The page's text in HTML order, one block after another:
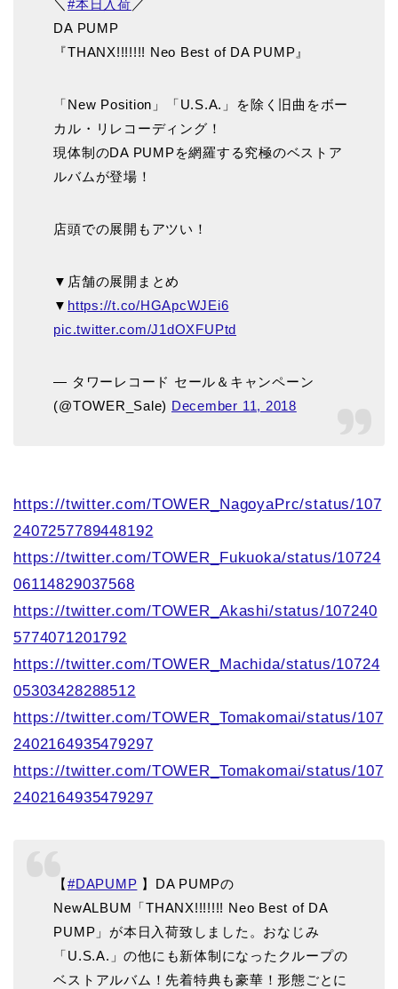
＼#本日入荷 ／
DA PUMP
『THANX!!!!!!! Neo Best of DA PUMP』
「New Position」「U.S.A.」を除く旧曲をボー
カル・リレコーディング！
現体制のDA PUMPを網羅する究極のベストア
ルバムが登場！
店頭での展開もアツい！
▼店舗の展開まとめ
▼ https://t.co/HGApcWJEi6
pic.twitter.com/J1dOXFUPtd
— タワーレコード セール＆キャンペーン
(@TOWER_Sale) December 11, 2018
https://twitter.com/TOWER_NagoyaPrc/status/107
2407257789448192
https://twitter.com/TOWER_Fukuoka/status/10724
06114829037568
https://twitter.com/TOWER_Akashi/status/107240
5774071201792
https://twitter.com/TOWER_Machida/status/10724
05303428288512
https://twitter.com/TOWER_Tomakomai/status/107
2402164935479297
https://twitter.com/TOWER_Tomakomai/status/107
2402164935479297
【#DAPUMP 】DA PUMPの
NewALBUM「THANX!!!!!!! Neo Best of DA
PUMP」が本日入荷致しました。おなじみ
「U.S.A.」の他にも新体制になったクループの
ベストアルバム！先着特典も豪華！形態ごとに